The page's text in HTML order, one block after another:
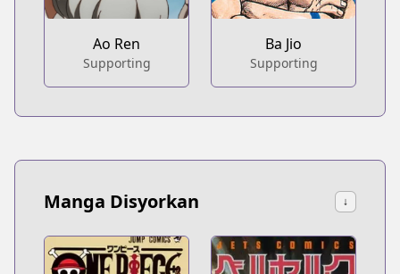
Ao Ren
Supporting
Ba Jio
Supporting
Manga Disyorkan ↓